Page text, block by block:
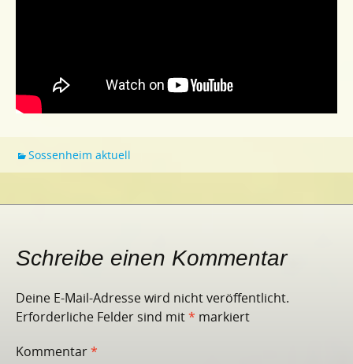
Sossenheim aktuell
Schreibe einen Kommentar
Deine E-Mail-Adresse wird nicht veröffentlicht.
Erforderliche Felder sind mit* markiert
Kommentar*